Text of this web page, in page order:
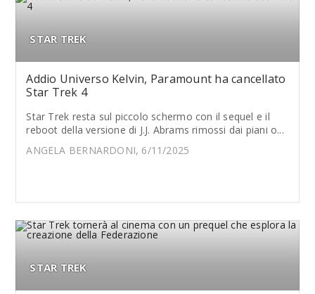
STAR TREK
Addio Universo Kelvin, Paramount ha cancellato
Star Trek 4
Star Trek resta sul piccolo schermo con il sequel e il
reboot della versione di J.J. Abrams rimossi dai piani o...
ANGELA BERNARDONI, 6/11/2025
STAR TREK